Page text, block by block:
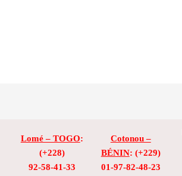
Lomé – TOGO:
(+228)
92-58-41-33
Cotonou –
BÉNIN: (+229)
01-97-82-48-23